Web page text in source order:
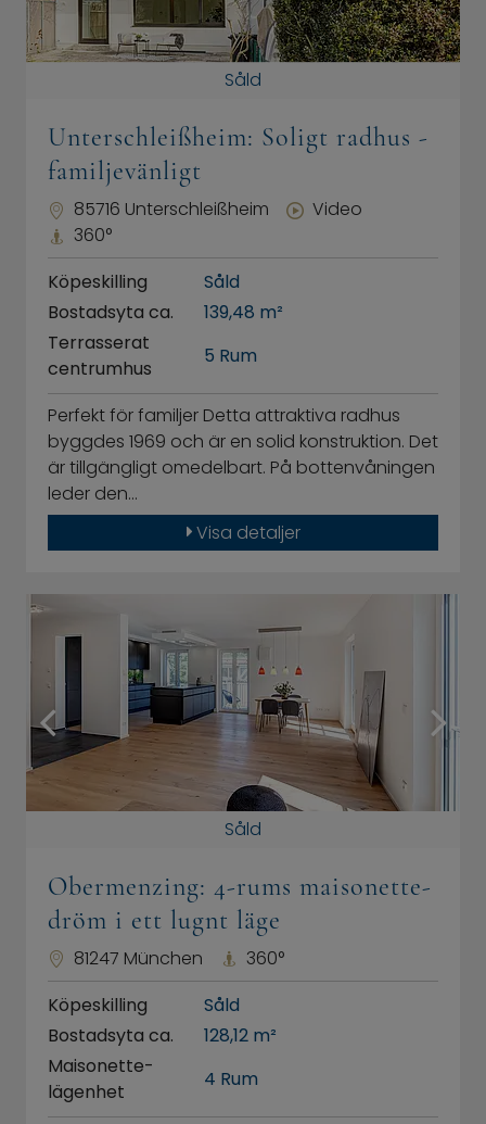
Såld
Unterschleißheim: Soligt radhus -
familjevänligt
85716 Unterschleißheim
Video
360°
Köpeskilling
Såld
Bostadsyta ca.
139,48 m²
Terrasserat
centrumhus
5 Rum
Perfekt för familjer Detta attraktiva radhus
byggdes 1969 och är en solid konstruktion. Det
är tillgängligt omedelbart. På bottenvåningen
leder den…
Visa detaljer
Såld
Obermenzing: 4-rums maisonette-
dröm i ett lugnt läge
81247 München
360°
Köpeskilling
Såld
Bostadsyta ca.
128,12 m²
Maisonette-
lägenhet
4 Rum